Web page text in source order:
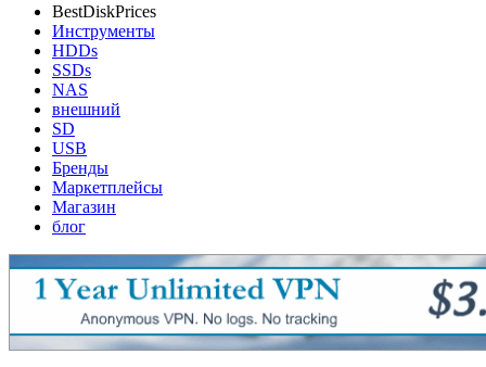
BestDiskPrices
Инструменты
HDDs
SSDs
NAS
внешний
SD
USB
Бренды
Маркетплейсы
Магазин
блог